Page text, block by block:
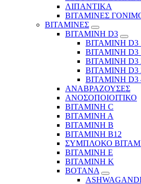
ΛΙΠΑΝΤΙΚΑ
ΒΙΤΑΜΙΝΕΣ
ΒΙΤΑΜΙΝΕΣ
ΒΙΤΑΜΙΝΗ D3
ΒΙΤΑΜΙΝΗ D3
ΒΙΤΑΜΙΝΗ D3
ΒΙΤΑΜΙΝΗ D3
ΒΙΤΑΜΙΝΗ D3
BITAMINH D3
ΑΝΑΒΡΑΖΟΥΣΕΣ
ΑΝΟΣΟΠΟΙΟΙΤΙΚΟ
ΒΙΤΑΜΙΝΗ C
ΒΙΤΑΜΙΝΗ Α
ΒΙΤΑΜΙΝΗ Β
ΒΙΤΑΜΙΝΗ Β12
ΣΥΜΠΛΟΚΟ
ΒΙΤΑΜΙΝΗ Ε
ΒΙΤΑΜΙΝΗ Κ
ΒΟΤΑΝΑ